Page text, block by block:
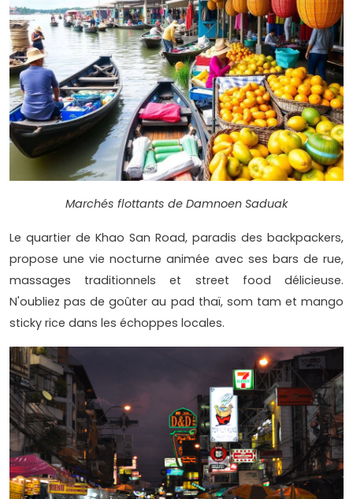
Marchés flottants de Damnoen Saduak
Le quartier de Khao San Road, paradis des backpackers,
propose une vie nocturne animée avec ses bars de rue,
massages traditionnels et street food délicieuse.
N'oubliez pas de goûter au pad thaï, som tam et mango
sticky rice dans les échoppes locales.